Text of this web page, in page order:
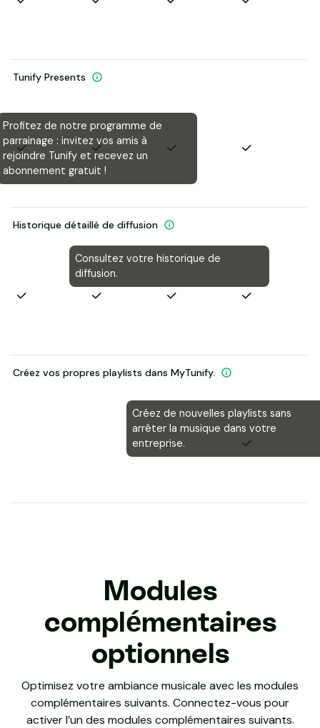
Tunify Presents
Profitez de notre programme de
parrainage : invitez vos amis à
rejoindre Tunify et recevez un
abonnement gratuit !
Historique détaillé de diffusion
Consultez votre historique de
diffusion.
Créez vos propres playlists dans MyTunify.
Créez de nouvelles playlists sans
arrêter la musique dans votre
entreprise.
Modules
complémentaires
optionnels
Optimisez votre ambiance musicale avec les modules
complémentaires suivants. Connectez-vous pour
activer l’un des modules complémentaires suivants.